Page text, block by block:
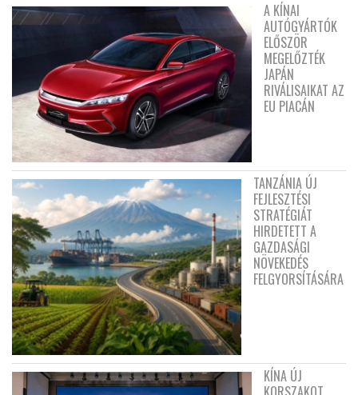
A KÍNAI
AUTÓGYÁRTÓK
ELŐSZÖR
MEGELŐZTÉK
JAPÁN
RIVÁLISAIKAT AZ
EU PIACÁN
TANZÁNIA ÚJ
FEJLESZTÉSI
STRATÉGIÁT
HIRDETETT A
GAZDASÁGI
NÖVEKEDÉS
FELGYORSÍTÁSÁRA
KÍNA ÚJ